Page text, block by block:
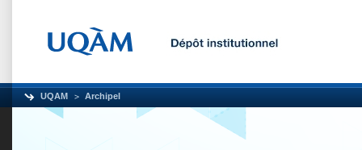
UQAM Archipel